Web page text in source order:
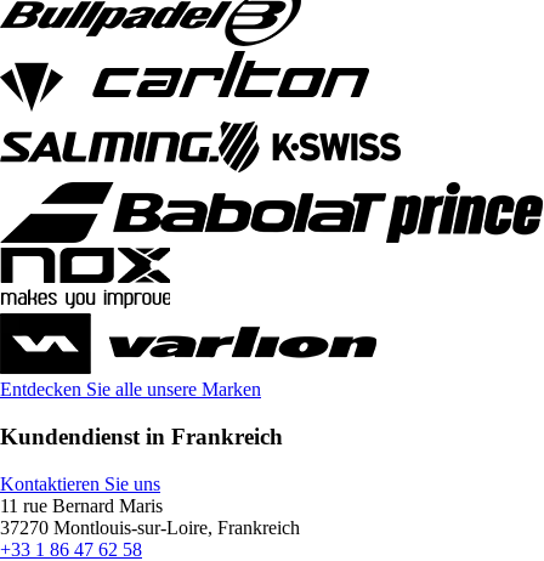
Entdecken Sie alle unsere Marken
Kundendienst in Frankreich
Kontaktieren Sie uns
11 rue Bernard Maris
37270 Montlouis-sur-Loire, Frankreich
+33 1 86 47 62 58